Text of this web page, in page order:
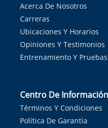
Acerca De Nosotros
Carreras
Ubicaciones Y Horarios
Opiniones Y Testimonios
Entrenamiento Y Pruebas
Centro De
Términos Y Condiciones
Política De Garantía